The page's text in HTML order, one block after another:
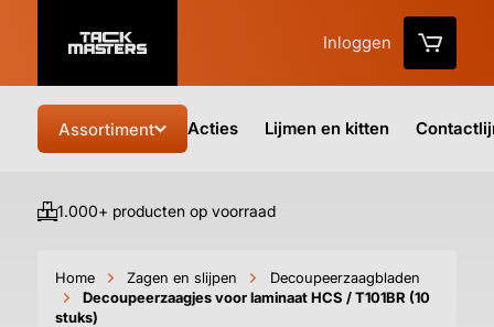
Inloggen
Assortiment Acties Lijmen en kitten
1.000+ producten op voorraad
Home Zagen en slijpen
Decoupeerzaagbladen
Decoupeerzaagjes voor laminaat HCS / T101BR (10
stuks)